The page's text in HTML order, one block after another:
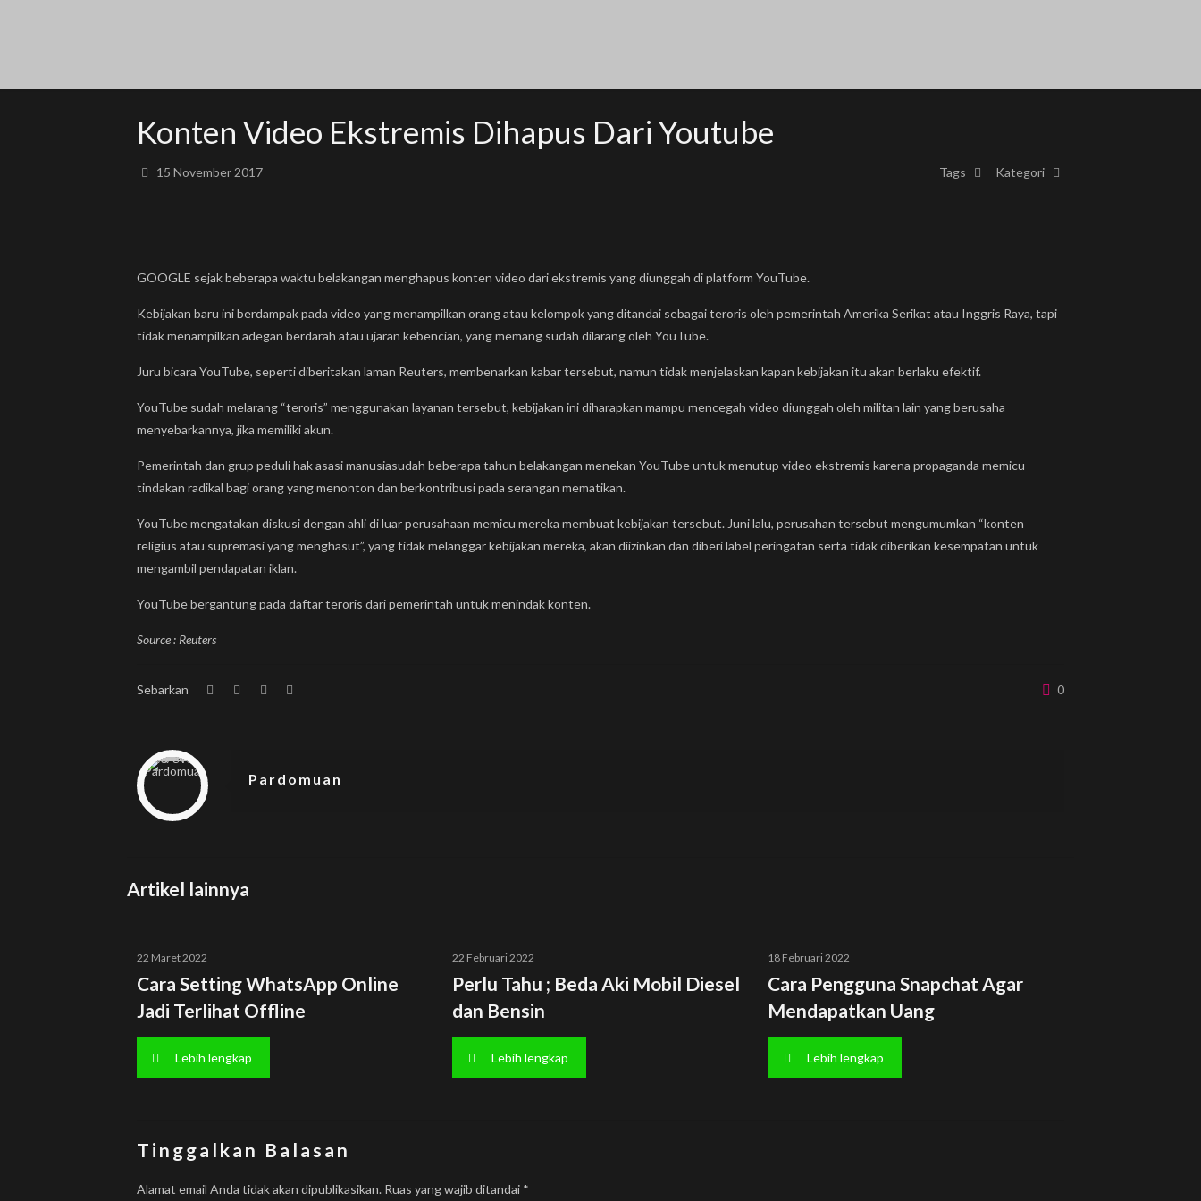
Konten Video Ekstremis Dihapus Dari Youtube
15 November 2017 Kategori
Tags
GOOGLE sejak beberapa waktu belakangan menghapus konten video dari ekstremis yang diunggah di platform YouTube.
Kebijakan baru ini berdampak pada video yang menampilkan orang atau kelompok yang ditandai sebagai teroris oleh pemerintah Amerika Serikat atau Inggris Raya, tapi
tidak menampilkan adegan berdarah atau ujaran kebencian, yang memang sudah dilarang oleh YouTube.
Juru bicara YouTube, seperti diberitakan laman Reuters, membenarkan kabar tersebut, namun tidak menjelaskan kapan kebijakan itu akan berlaku efektif.
YouTube sudah melarang “teroris” menggunakan layanan tersebut, kebijakan ini diharapkan mampu mencegah video diunggah oleh militan lain yang berusaha
menyebarkannya, jika memiliki akun.
Pemerintah dan grup peduli hak asasi manusiasudah beberapa tahun belakangan menekan YouTube untuk menutup video ekstremis karena propaganda memicu
tindakan radikal bagi orang yang menonton dan berkontribusi pada serangan mematikan.
YouTube mengatakan diskusi dengan ahli di luar perusahaan memicu mereka membuat kebijakan tersebut. Juni lalu, perusahan tersebut mengumumkan “konten
religius atau supremasi yang menghasut”, yang tidak melanggar kebijakan mereka, akan diizinkan dan diberi label peringatan serta tidak diberikan kesempatan untuk
mengambil pendapatan iklan.
YouTube bergantung pada daftar teroris dari pemerintah untuk menindak konten.
Source : Reuters
Sebarkan 0
Warning
: Trying to access array offset on null in
/home/u833233641/domains/beplus.id/public_html/wp-content/themes/betheme/includes/content-single.php
on line
286
Pardomuan
Artikel lainnya
22 Maret 2022
Cara Setting WhatsApp Online
Jadi Terlihat Offline
Lebih lengkap
22 Februari 2022
Perlu Tahu ; Beda Aki Mobil Diesel
dan Bensin
Lebih lengkap
18 Februari 2022
Cara Pengguna Snapchat Agar
Mendapatkan Uang
Lebih lengkap
Tinggalkan Balasan
Alamat email Anda tidak akan dipublikasikan. Ruas yang wajib ditandai *